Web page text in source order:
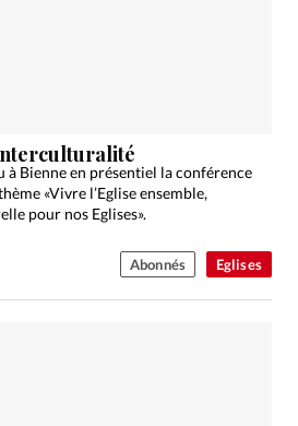
Eglises
à Bienne en présentiel la conférence
«Vivre l’Eglise ensemble,
pour nos Eglises».
Abonnés